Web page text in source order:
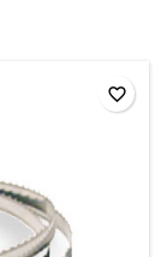
favorite_border